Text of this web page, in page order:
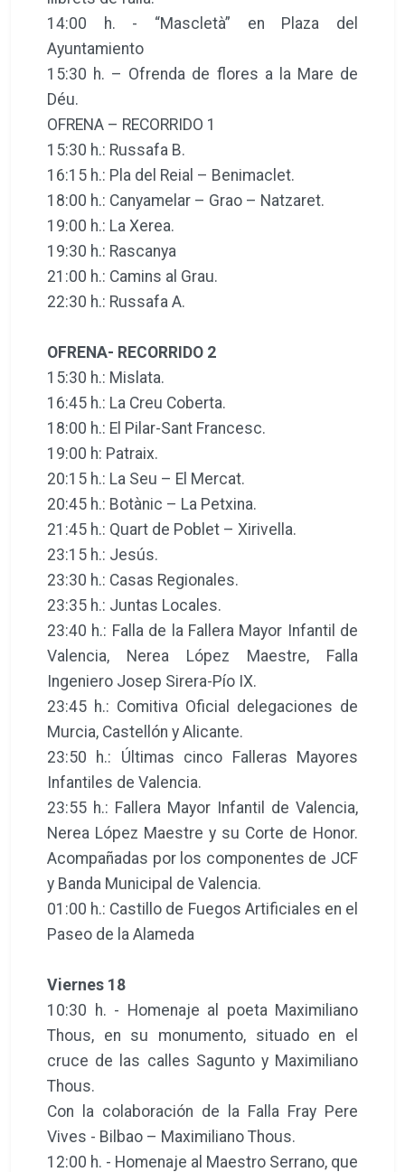
14:00 h. - “Mascletà” en Plaza del
Ayuntamiento
15:30 h. – Ofrenda de flores a la Mare de
Déu.
OFRENA – RECORRIDO 1
15:30 h.: Russafa B.
16:15 h.: Pla del Reial – Benimaclet.
18:00 h.: Canyamelar – Grao – Natzaret.
19:00 h.: La Xerea.
19:30 h.: Rascanya
21:00 h.: Camins al Grau.
22:30 h.: Russafa A.
OFRENA- RECORRIDO 2
15:30 h.: Mislata.
16:45 h.: La Creu Coberta.
18:00 h.: El Pilar-Sant Francesc.
19:00 h: Patraix.
20:15 h.: La Seu – El Mercat.
20:45 h.: Botànic – La Petxina.
21:45 h.: Quart de Poblet – Xirivella.
23:15 h.: Jesús.
23:30 h.: Casas Regionales.
23:35 h.: Juntas Locales.
23:40 h.: Falla de la Fallera Mayor Infantil de
Valencia, Nerea López Maestre, Falla
Ingeniero Josep Sirera-Pío IX.
23:45 h.: Comitiva Oficial delegaciones de
Murcia, Castellón y Alicante.
23:50 h.: Últimas cinco Falleras Mayores
Infantiles de Valencia.
23:55 h.: Fallera Mayor Infantil de Valencia,
Nerea López Maestre y su Corte de Honor.
Acompañadas por los componentes de JCF
y Banda Municipal de Valencia.
01:00 h.: Castillo de Fuegos Artificiales en el
Paseo de la Alameda
Viernes 18
10:30 h. - Homenaje al poeta Maximiliano
Thous, en su monumento, situado en el
cruce de las calles Sagunto y Maximiliano
Thous.
Con la colaboración de la Falla Fray Pere
Vives - Bilbao – Maximiliano Thous.
12:00 h. - Homenaje al Maestro Serrano, que